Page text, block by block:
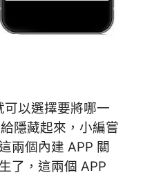
以選擇要將哪一
隱藏起來，小編嘗
兩個內建 APP 關
了，這兩個 APP